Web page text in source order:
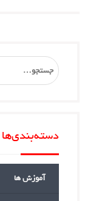
Search
for:
دسته‌بندی‌ها
آموزش ها